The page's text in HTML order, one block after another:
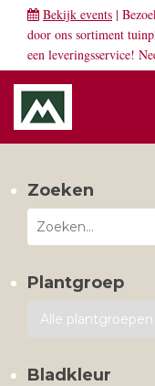
Bekijk events |
door ons sortiment
een leveringsservice!
Zoeken
Plantgroep
Bladkleur